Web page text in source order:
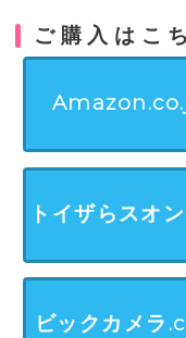
ご購入はこ
トイザらスオ
ビックカメラ